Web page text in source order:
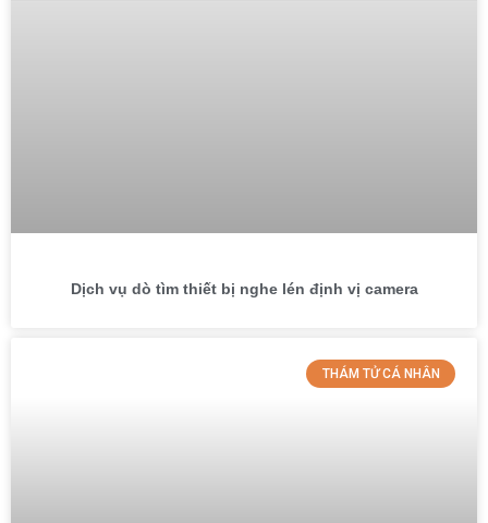
Dịch vụ dò tìm thiết bị nghe lén định vị camera
THÁM TỬ CÁ NHÂN